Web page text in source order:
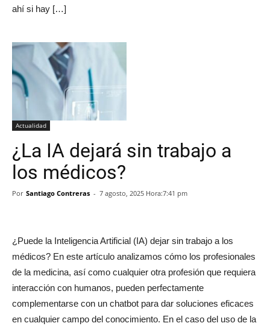
ahí si hay […]
Actualidad
¿La IA dejará sin trabajo a
los médicos?
Por Santiago Contreras - 7 agosto, 2025 Hora:7:41 pm
¿Puede la Inteligencia Artificial (IA) dejar sin trabajo a los
médicos? En este artículo analizamos cómo los profesionales
de la medicina, así como cualquier otra profesión que requiera
interacción con humanos, pueden perfectamente
complementarse con un chatbot para dar soluciones eficaces
en cualquier campo del conocimiento. En el caso del uso de la